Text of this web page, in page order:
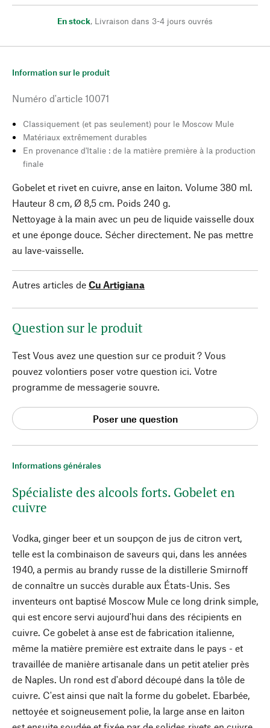
En stock, Livraison dans 3-4 jours ouvrés
Informations générales
Spécialiste des alcools forts. Gobelet en
cuivre
Vodka, ginger beer et un soupçon de jus de citron vert,
telle est la combinaison de saveurs qui, dans les années
1940, a permis au brandy russe de la distillerie Smirnoff
de connaître un succès durable aux États-Unis. Ses
inventeurs ont baptisé Moscow Mule ce long drink simple,
qui est encore servi aujourd'hui dans des récipients en
cuivre. Ce gobelet à anse est de fabrication italienne,
même la matière première est extraite dans le pays - et
travaillée de manière artisanale dans un petit atelier près
de Naples. Un rond est d'abord découpé dans la tôle de
cuivre. C'est ainsi que naît la forme du gobelet. Ebarbée,
nettoyée et soigneusement polie, la large anse en laiton
Information sur le produit
Numéro d'article 10071
Classiquement (et pas seulement) pour le Moscow Mule
Matériaux extrêmement durables
En provenance d'Italie : de la matière première à la production
finale
Gobelet et rivet en cuivre, anse en laiton. Volume 380 ml.
Hauteur 8 cm, Ø 8,5 cm. Poids 240 g.
Nettoyage à la main avec un peu de liquide vaisselle doux
et une éponge douce. Sécher directement. Ne pas mettre
au lave-vaisselle.
Autres articles de Cu Artigiana
Question sur le produit
Test Vous avez une question sur ce produit ? Vous
pouvez volontiers poser votre question ici. Votre
programme de messagerie souvre.
Poser une question